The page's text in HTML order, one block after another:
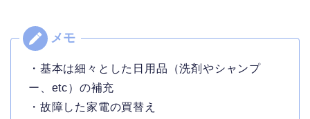
・基本は細々とした日用品（洗剤やシャンプ
ー、etc）の補充
・故障した家電の買替え